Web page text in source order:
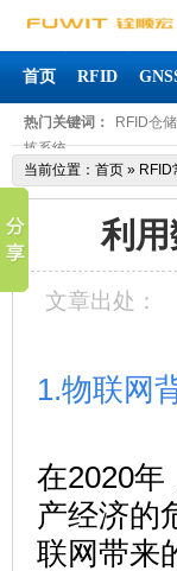
首页 RFID
热门关键词： RFID仓
拣系统
当前位置： 首页 » RFID
利
文章出处：
1.物联网
在2020年
产经济的
联网带来